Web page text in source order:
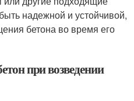
надежной и устойчивой,
бетона во время его
при возведении